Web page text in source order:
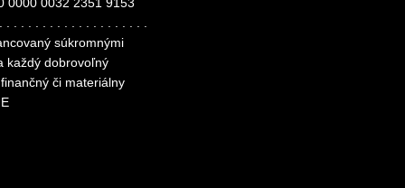
súkromnými
každý dobrovoľný
či materiálny